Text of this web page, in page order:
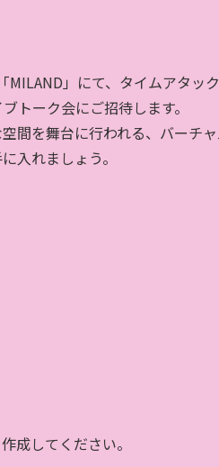
MILAND 」にて、タイムアタッ
トーク会にご招待します。
を舞台に行われる、バーチャ
入れましょう。
成してください。